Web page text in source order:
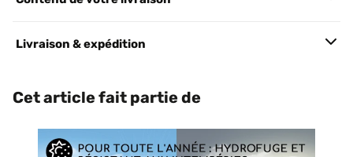
Livraison & expédition
Cet article fait partie de